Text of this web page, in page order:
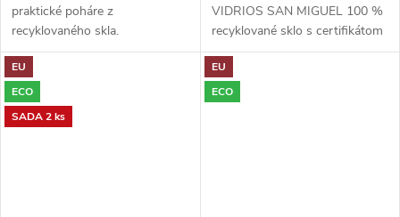
praktické poháre z
recyklovaného skla.
Preskúmajte našu kolekciu ešte
dnes a nájdite tie správne kúsky
pre svoj domov!
VIDRIOS SAN MIGUEL 100 %
recyklované sklo s certifikátom
GRS.
EU
ECO
SADA 2 ks
EU
ECO